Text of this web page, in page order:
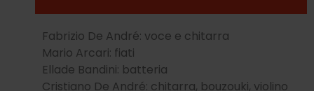
Fabrizio De André: voce e chitarra
Mario Arcari: fiati
Ellade Bandini: batteria
Cristiano De André: chitarra, bouzouki, violino